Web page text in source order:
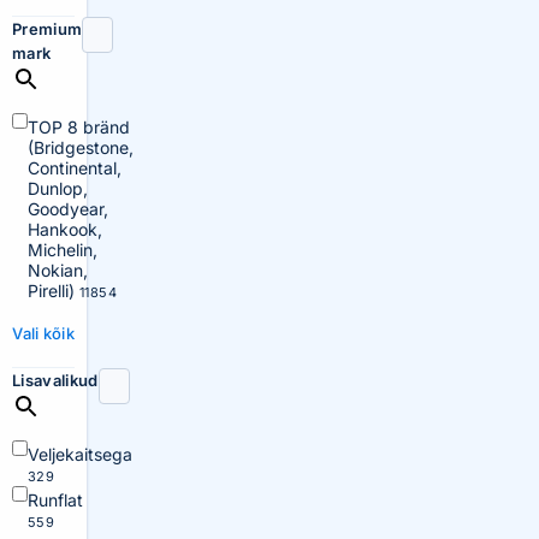
Premium
mark
TOP 8 bränd
(Bridgestone,
Continental,
Dunlop,
Goodyear,
Hankook,
Michelin,
Nokian,
Pirelli) 11854
Vali kõik
Lisavalikud
Veljekaitsega
329
Runflat
559